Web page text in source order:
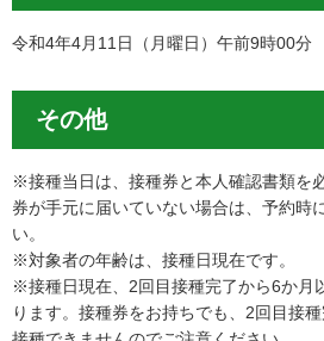
令和4年4月11日（月曜日）午前9時00分
その他
※接種当日は、接種券と本人確認書類を
券が手元に届いていない場合は、予約時
い。
※対象者の年齢は、接種日現在です。
※接種日現在、2回目接種完了から6か月
ります。接種券をお持ちでも、2回目接